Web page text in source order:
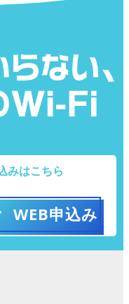
みはこちら
WEB申込み